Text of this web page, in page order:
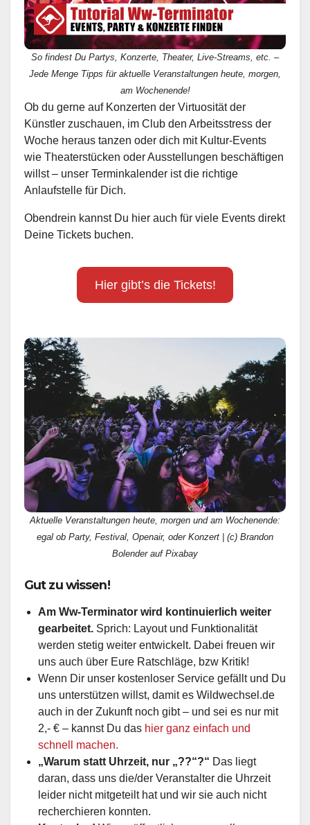
So findest Du Partys, Konzerte, Theater, Live-Streams, etc. –
Jede Menge Tipps für aktuelle Veranstaltungen heute, morgen,
am Wochenende!
Ob du gerne auf Konzerten der Virtuosität der
Künstler zuschauen, im Club den Arbeitsstress der
Woche heraus tanzen oder dich mit Kultur-Events
wie Theaterstücken oder Ausstellungen beschäftigen
willst – unser Terminkalender ist die richtige
Anlaufstelle für Dich.
Obendrein kannst Du hier auch für viele Events direkt
Deine Tickets buchen.
Hier gibt’s die Tickets!
Aktuelle Veranstaltungen heute, morgen und am Wochenende:
egal ob Party, Festival, Openair, oder Konzert | (c) Brandon
Bolender auf Pixabay
Gut zu wissen!
Am Ww-Terminator wird kontinuierlich weiter
gearbeitet. Sprich: Layout und Funktionalität
werden stetig weiter entwickelt. Dabei freuen wir
uns auch über Eure Ratschläge, bzw Kritik!
Wenn Dir unser kostenloser Service gefällt und Du
uns unterstützen willst, damit es Wildwechsel.de
auch in der Zukunft noch gibt – und sei es nur mit
2,- € – kannst Du das hier ganz einfach und
schnell machen.
„Warum statt Uhrzeit, nur „??“?“ Das liegt
daran, dass uns die/der Veranstalter die Uhrzeit
leider nicht mitgeteilt hat und wir sie auch nicht
recherchieren konnten.